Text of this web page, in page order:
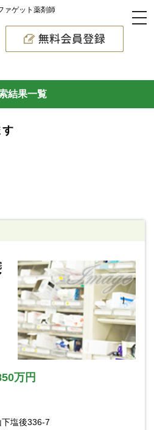
ァゲット薬剤師
結果一覧
す
万円
塩後336-7